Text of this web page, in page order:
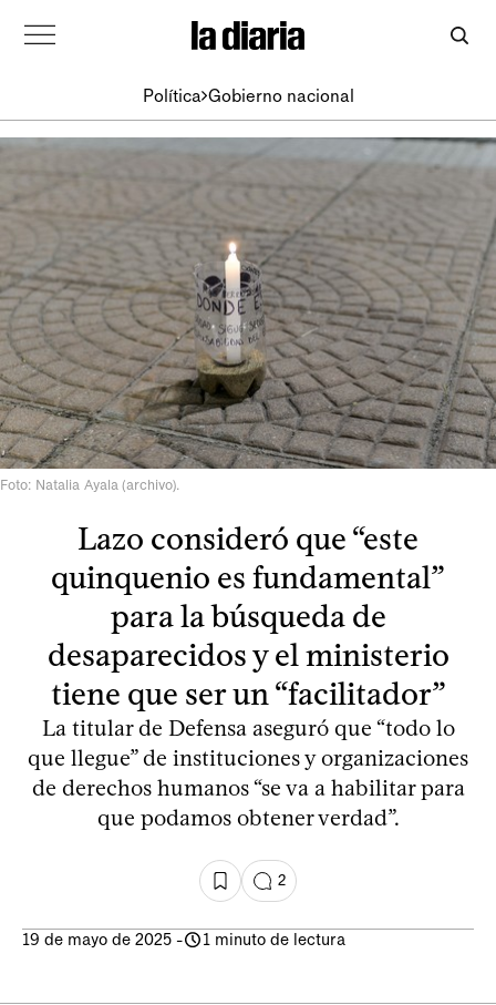
Política Gobierno nacional
Foto: Natalia Ayala (archivo).
Lazo consideró que “este
quinquenio es fundamental”
para la búsqueda de
desaparecidos y el ministerio
tiene que ser un “facilitador”
La titular de Defensa aseguró que “todo lo
que llegue” de instituciones y organizaciones
de derechos humanos “se va a habilitar para
que podamos obtener verdad”.
2
19 de mayo de 2025 - 1 minuto de lectura